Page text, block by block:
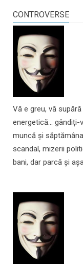
CONTROVERSE
Vă e greu, vă
energetică...
muncă și
scandal, mizerii
bani, dar parcă și